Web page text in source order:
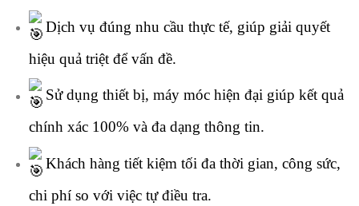
Dịch vụ đúng nhu cầu thực tế, giúp giải quyết
hiệu quả triệt để vấn đề.
Sử dụng thiết bị, máy móc hiện đại giúp kết quả
chính xác 100% và đa dạng thông tin.
Khách hàng tiết kiệm tối đa thời gian, công sức,
chi phí so với việc tự điều tra.